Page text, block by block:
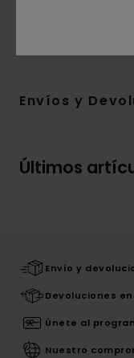
Envíos y
Últimos
Envío y
Devoluciones
Únete al
Nuestro